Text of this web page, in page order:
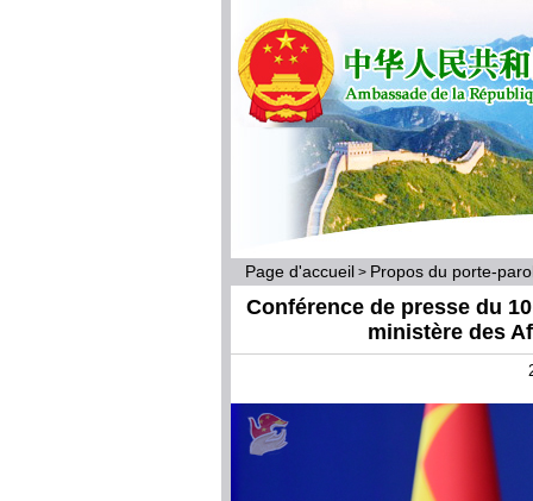
Page d'accueil > Propos du porte-
Conférence de presse du
ministère des